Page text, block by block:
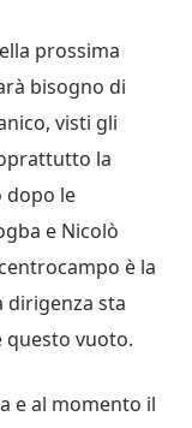
prossima
bisogno di
visti gli
la
dopo le
e Nicolò
è la
dirigenza sta
vuoto.
e al momento il